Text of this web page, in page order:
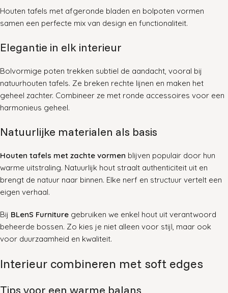
Houten tafels met afgeronde bladen en bolpoten vormen
samen een perfecte mix van design en functionaliteit.
Elegantie in elk interieur
Bolvormige poten trekken subtiel de aandacht, vooral bij
natuurhouten tafels. Ze breken rechte lijnen en maken het
geheel zachter. Combineer ze met ronde accessoires voor een
harmonieus geheel.
Natuurlijke materialen als basis
Houten tafels met zachte vormen blijven populair door hun
warme uitstraling. Natuurlijk hout straalt authenticiteit uit en
brengt de natuur naar binnen. Elke nerf en structuur vertelt een
eigen verhaal.
Bij BLenS Furniture gebruiken we enkel hout uit verantwoord
beheerde bossen. Zo kies je niet alleen voor stijl, maar ook
voor duurzaamheid en kwaliteit.
Interieur combineren met soft edges
Tips voor een warme balans